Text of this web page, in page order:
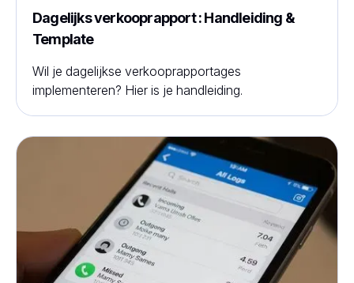
Dagelijks verkooprapport : Handleiding &
Template
Wil je dagelijkse verkooprapportages
implementeren? Hier is je handleiding.